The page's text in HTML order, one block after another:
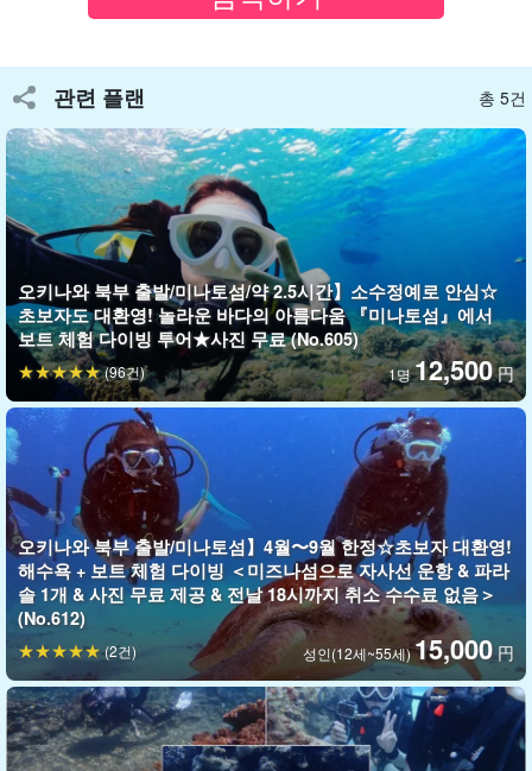
초보자를 위한 페이스 조절
참가하시는 분들은 대부분 처음 참가하시는 분들입니다. 숙련된 강
사진이 고객의 속도에 맞춰 일대일로 지도해 드리므로 안심하셔도
됩니다.
고객의 연령, 컨디션, 취향에 따라 맞춤형으로 대응해 드립니다!
002다이브 플랜은 여기⬇︎
오키나와 본섬 북부・미나토섬・세자쿠지마】【라이센
스 불필요】오전/오후 1팀 한정으로 개최! 보트 체험 다
이빙(2다이브) 사진 촬영 선물(No.50)
開始時間8:00 / 12:00
필요한 시간약 4.5시간
18,000엔
관련 플랜 총 5건
오키나와 북부 출발/미나토섬/약 2.5시간】소수정예로 안심☆
초보자도 대환영! 놀라운 바다의 아름다움 『미나토섬』에서
보트 체험 다이빙 투어★사진 무료 (No.605)
1명12,500 円
(96건)
오키나와 북부 출발/미나토섬】4월〜9월 한정☆초보자 대환영!
해수욕 + 보트 체험 다이빙 ＜미즈나섬으로 자사선 운항 & 파라
솔 1개 & 사진 무료 제공 & 전날 18시까지 취소 수수료 없음＞
(No.612)
성인(12세~55세)15,000 円
(2건)